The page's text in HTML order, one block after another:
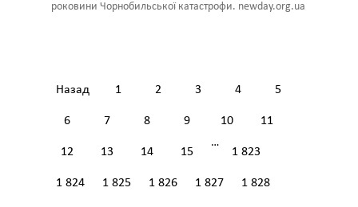
роковини Чорнобильської катастрофи. newday.org.ua
Назад 1 2 3 4 5
6 7 8 9 10 11
12 13 14 15
…
1 823
1 824 1 825 1 826 1 827 1 828